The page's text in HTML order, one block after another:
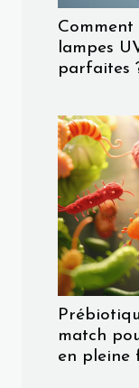
lampes
parfaites
match
en pleine